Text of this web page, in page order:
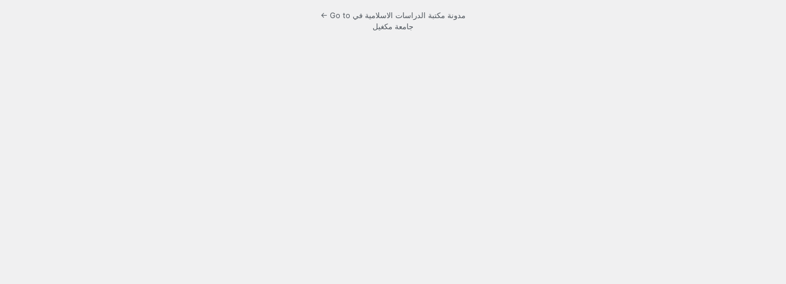
← Go to مدونة مكتبة الدراسات الاسلامية في
جامعة مكغيل